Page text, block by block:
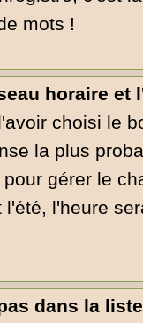
mots !
horaire
choisi le
la plus
gérer le
l'heure
dans la